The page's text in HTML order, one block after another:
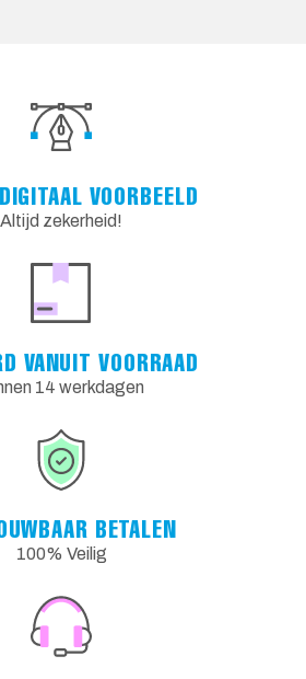
VOORBEELD
Altijd zekerheid!
VANUIT VOORRAAD
14 werkdagen
BETALEN
100% Veilig